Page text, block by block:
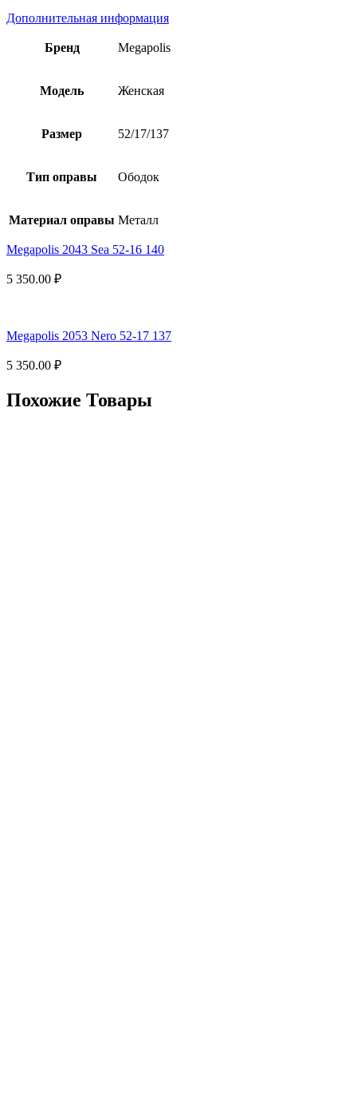
Дополнительная информация
Бренд Megapolis
Модель Женская
Размер 52/17/137
Тип оправы Ободок
Материал оправы Металл
Megapolis 2043 Sea 52-16 140
5 350.00 ₽
Megapolis 2053 Nero 52-17 137
5 350.00 ₽
Похожие Товары